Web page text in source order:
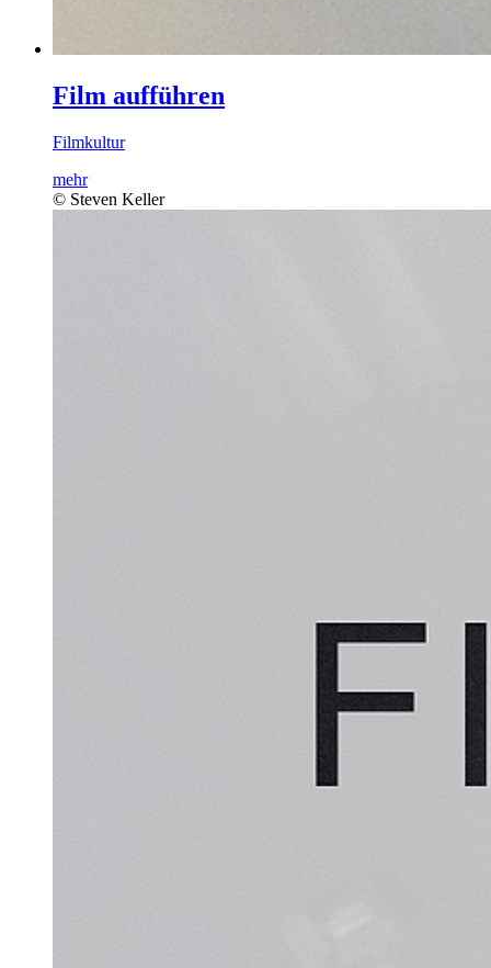
Film aufführen
Filmkultur
mehr
© Steven Keller